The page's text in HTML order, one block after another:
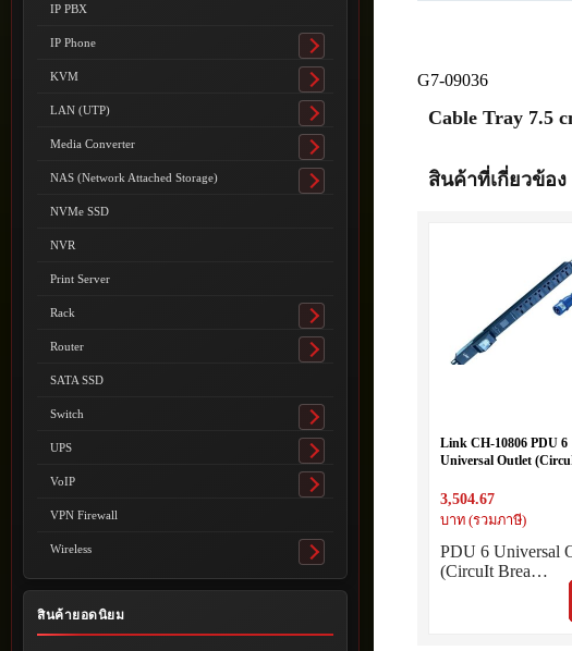
G7-09036
Cable Tray 7.5
สินค้าที่เกี่ยวข้อง
Link CH-10806 PDU 6
Universal Outlet
Plug 16A)
3,504.67
บาท (รวมภาษี)
PDU 6 Universal
(CircuIt Brea…
IP PBX
IP Phone
Toggle
submenu
KVM
Toggle
submenu
LAN (UTP)
Toggle
submenu
Media Converter
Toggle
submenu
NAS (Network Attached Storage)
Toggle
NVMe SSD
NVR
Print Server
Rack
Toggle
submenu
Router
Toggle
SATA SSD
Switch
Toggle
submenu
UPS
Toggle
submenu
VoIP
Toggle
VPN Firewall
Wireless
Toggle
submenu
สินค้ายอดนิยม